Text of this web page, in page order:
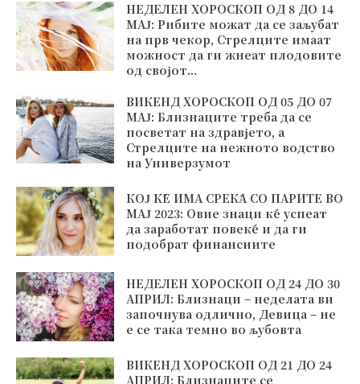
НЕДЕЛЕН ХОРОСКОП ОД 8 ДО 14
МАЈ: Рибите можат да се заљубат
на прв чекор, Стрелците имаат
можност да ги жнеат плодовите
од својот...
ВИКЕНД ХОРОСКОП ОД 05 ДО 07
МАЈ: Близнаците треба да се
посветат на здравјето, а
Стрелците на нежното водство
на Универзумот
КОЈ ЌЕ ИМА СРЕЌА СО ПАРИТЕ ВО
МАЈ 2023: Овие знаци ќе успеат
да заработат повеќе и да ги
подобрат финансиите
НЕДЕЛЕН ХОРОСКОП ОД 24 ДО 30
АПРИЛ: Близнаци – неделата ви
започнува одлично, Девица – не
е се така темно во љубовта
ВИКЕНД ХОРОСКОП ОД 21 ДО 24
АПРИЛ: Близнаците се